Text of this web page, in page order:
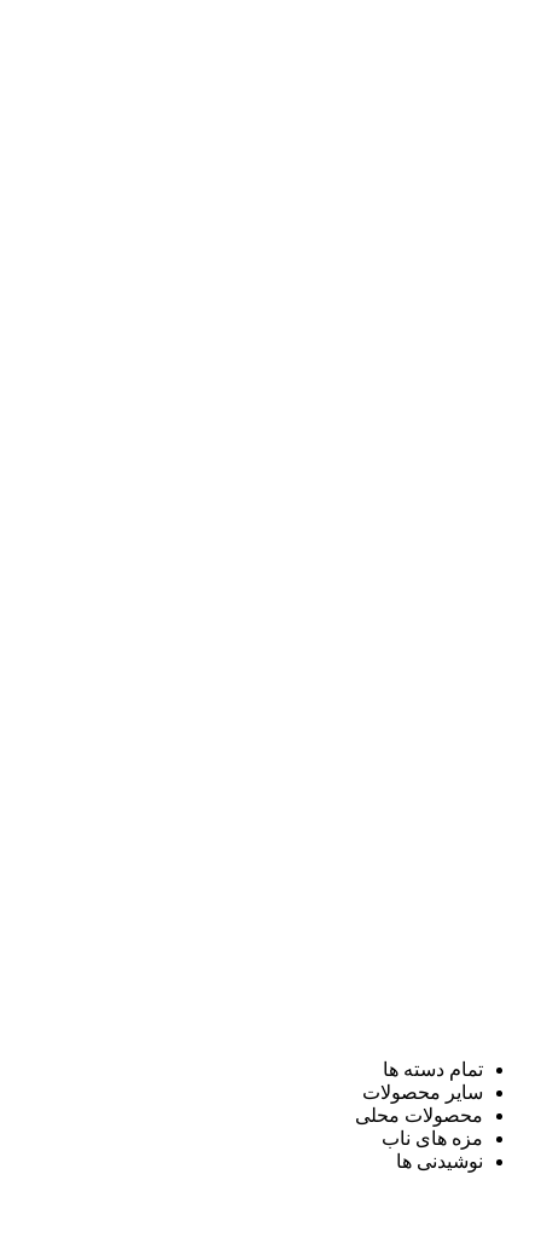
تمام دسته ها
سایر محصولات
محصولات محلی
مزه های ناب
نوشیدنی ها